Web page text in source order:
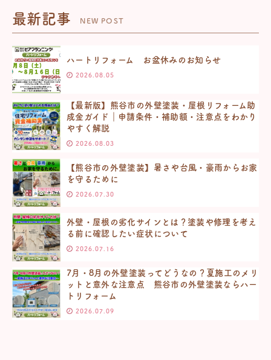
最新記事 NEW POST
ハートリフォーム お盆休みのお知らせ
2026.08.05
【最新版】熊谷市の外壁塗装・屋根リフォーム助
成金ガイド｜申請条件・補助額・注意点をわかり
やすく解説
2026.08.03
【熊谷市の外壁塗装】暑さや台風・豪雨からお家
を守るために
2026.07.30
外壁・屋根の劣化サインとは？塗装や修理を考え
る前に確認したい症状について
2026.07.16
7月・8月の外壁塗装ってどうなの？夏施工のメリ
ットと意外な注意点 熊谷市の外壁塗装ならハー
トリフォーム
2026.07.09